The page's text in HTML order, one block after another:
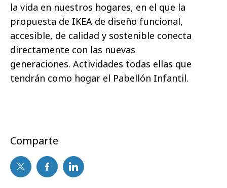
la vida en nuestros hogares, en el que la
propuesta de IKEA de diseño funcional,
accesible, de calidad y sostenible conecta
directamente con las nuevas
generaciones. Actividades todas ellas que
tendrán como hogar el Pabellón Infantil.
Comparte